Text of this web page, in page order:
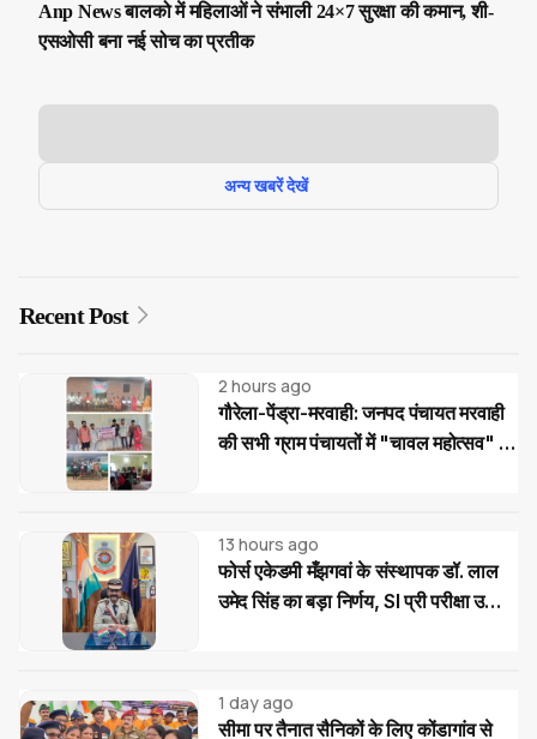
Anp News बालको में महिलाओं ने संभाली 24×7 सुरक्षा की कमान, शी-
एसओसी बना नई सोच का प्रतीक
अन्य खबरें देखें
Recent Post
2 hours ago
गौरेला-पेंड्रा-मरवाही: जनपद पंचायत मरवाही
की सभी ग्राम पंचायतों में "चावल महोत्सव" के
13 hours ago
फोर्स एकेडमी मँझगवां के संस्थापक डॉ. लाल
उमेद सिंह का बड़ा निर्णय, SI प्री परीक्षा उत्तीर्ण
1 day ago
सीमा पर तैनात सैनिकों के लिए कोंडागांव से